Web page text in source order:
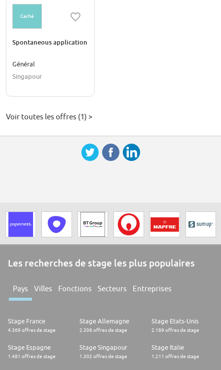
Caché
Spontaneous application
Général
Singapour
Voir toutes les offres (1) >
Les recherches de stage les plus populaires
Pays Villes Fonctions Secteurs Entreprises
Stage France
4.369 offres de stage
Stage Allemagne
2.308 offres de stage
Stage Etats-Unis
2.189 offres de stage
Stage Espagne
1.481 offres de stage
Stage Singapour
1.302 offres de stage
Stage Italie
1.211 offres de stage